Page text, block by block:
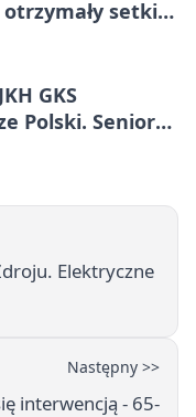
setki
GKS
Polski. Seniorzy
Elektryczne
Następny >>
interwencją - 65-